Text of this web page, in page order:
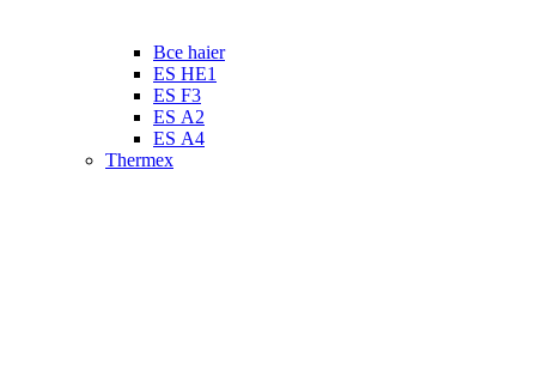
Все haier
ES HE1
ES F3
ES А2
ES А4
Thermex